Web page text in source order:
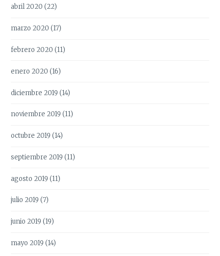
abril 2020 (22)
marzo 2020 (17)
febrero 2020 (11)
enero 2020 (16)
diciembre 2019 (14)
noviembre 2019 (11)
octubre 2019 (14)
septiembre 2019 (11)
agosto 2019 (11)
julio 2019 (7)
junio 2019 (19)
mayo 2019 (14)